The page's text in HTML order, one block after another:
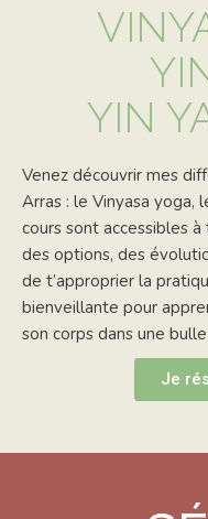
YIN
Venez découvrir mes
Arras : le Vinyasa yoga,
cours sont accessibles
des options, des
de t’approprier la
bienveillante pour
son corps dans une
Je